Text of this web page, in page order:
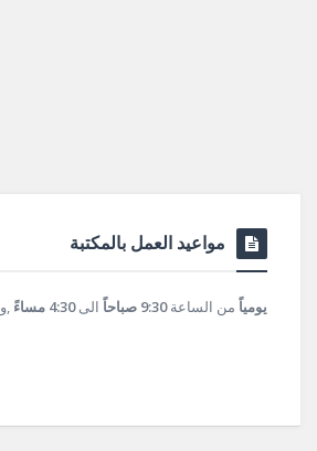
مواعيد العمل بالمكتبة
يومياً من الساعة9:30 صباحاً الى4:30 مساءً ,و